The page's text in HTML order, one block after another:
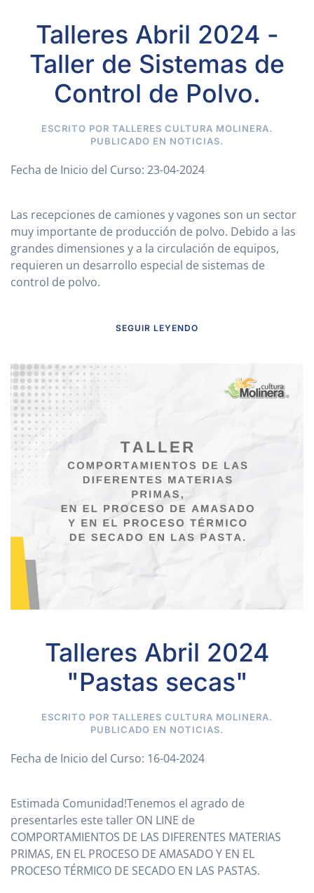
Talleres Abril 2024 -
Taller de Sistemas de
Control de Polvo.
ESCRITO POR TALLERES CULTURA MOLINERA.
PUBLICADO EN NOTICIAS.
Fecha de Inicio del Curso: 23-04-2024
Las recepciones de camiones y vagones son un sector
muy importante de producción de polvo. Debido a las
grandes dimensiones y a la circulación de equipos,
requieren un desarrollo especial de sistemas de
control de polvo.
SEGUIR LEYENDO
Talleres Abril 2024
"Pastas secas"
ESCRITO POR TALLERES CULTURA MOLINERA.
PUBLICADO EN NOTICIAS.
Fecha de Inicio del Curso: 16-04-2024
Estimada Comunidad!Tenemos el agrado de
presentarles este taller ON LINE de
COMPORTAMIENTOS DE LAS DIFERENTES MATERIAS
PRIMAS, EN EL PROCESO DE AMASADO Y EN EL
PROCESO TÉRMICO DE SECADO EN LAS PASTAS.